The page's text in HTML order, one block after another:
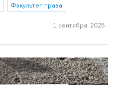
Факультет права
1 сентября 2025